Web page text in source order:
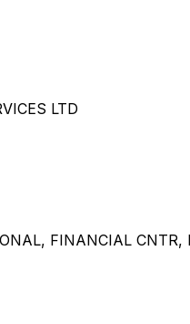
LTD
FINANCIAL